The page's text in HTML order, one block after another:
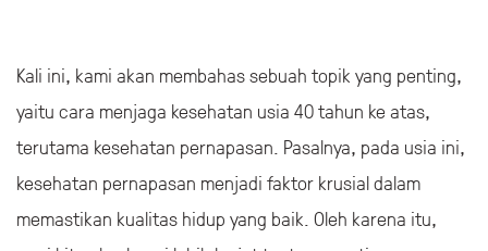
Kali ini, kami akan membahas sebuah topik yang penting,
yaitu cara menjaga kesehatan usia 40 tahun ke atas,
terutama kesehatan pernapasan. Pasalnya, pada usia ini,
kesehatan pernapasan menjadi faktor krusial dalam
memastikan kualitas hidup yang baik. Oleh karena itu,